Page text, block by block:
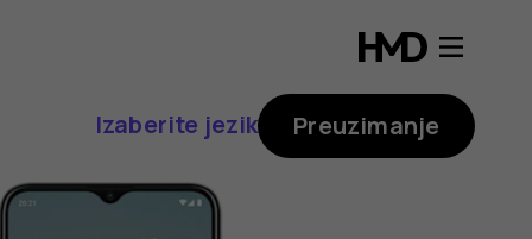
Izaberite jezik Preuzimanje